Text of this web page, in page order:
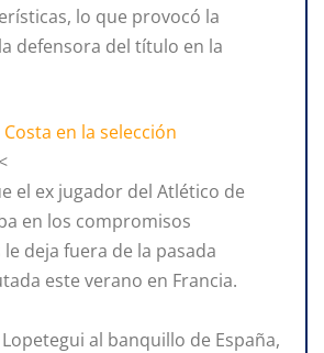
lo que provocó la
defensora del título en la
en la selección
el ex jugador del Atlético de
en los compromisos
deja fuera de la pasada
este verano en Francia.
al banquillo de España,